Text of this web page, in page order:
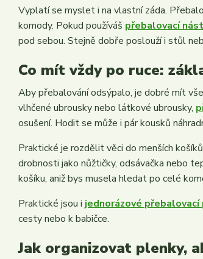
Vyplatí se myslet i na vlastní záda.
komody. Pokud používáš přebalovací
pod sebou. Stejně dobře poslouží i stůl
Co mít vždy po ruce:
Aby přebalování odsýpalo, je dobré mít
vlhčené ubrousky nebo látkové ubrousky,
osušení. Hodit se může i pár kousků
Praktické je rozdělit věci do menších
drobnosti jako nůžtičky, odsávačka nebo
košíku, aniž bys musela hledat po celé
Praktické jsou i jednorázové
cesty nebo k babičce.
Jak organizovat plenky,